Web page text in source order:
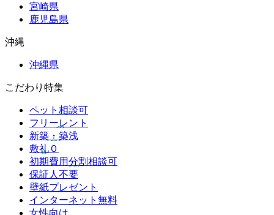
宮崎県
鹿児島県
沖縄
沖縄県
こだわり特集
ペット相談可
フリーレント
新築・築浅
敷礼０
初期費用分割相談可
保証人不要
壁紙プレゼント
インターネット無料
女性向け